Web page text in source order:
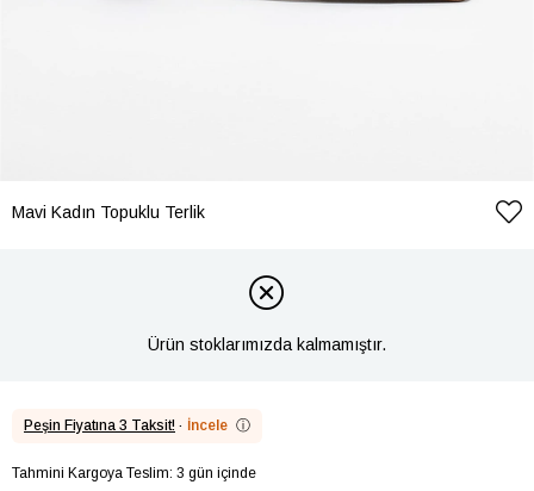
Mavi Kadın Topuklu Terlik
Ürün stoklarımızda kalmamıştır.
Peşin Fiyatına 3 Taksit! · İncele ⓘ
Tahmini Kargoya Teslim: 3 gün içinde